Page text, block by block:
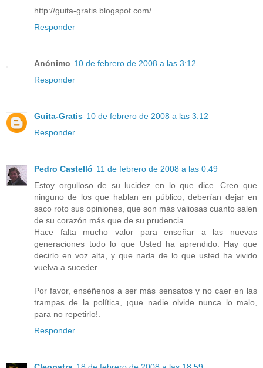
http://guita-gratis.blogspot.com/
Responder
Anónimo 10 de febrero de 2008 a las 3:12
Responder
Guita-Gratis 10 de febrero de 2008 a las 3:12
Responder
Pedro Castelló 11 de febrero de 2008 a las 0:49
Estoy orgulloso de su lucidez en lo que dice. Creo que
ninguno de los que hablan en público, deberían dejar en
saco roto sus opiniones, que son más valiosas cuanto salen
de su corazón más que de su prudencia.
Hace falta mucho valor para enseñar a las nuevas
generaciones todo lo que Usted ha aprendido. Hay que
decirlo en voz alta, y que nada de lo que usted ha vivido
vuelva a suceder.
Por favor, enséñenos a ser más sensatos y no caer en las
trampas de la política, ¡que nadie olvide nunca lo malo,
para no repetirlo!.
Responder